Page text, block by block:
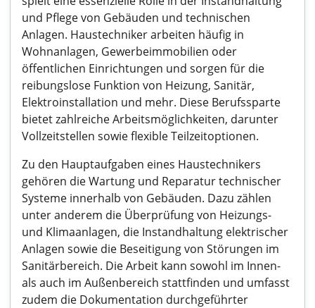
und Pflege von Gebäuden und technischen
Anlagen. Haustechniker arbeiten häufig in
Wohnanlagen, Gewerbeimmobilien oder
öffentlichen Einrichtungen und sorgen für die
reibungslose Funktion von Heizung, Sanitär,
Elektroinstallation und mehr. Diese Berufssparte
bietet zahlreiche Arbeitsmöglichkeiten, darunter
Vollzeitstellen sowie flexible Teilzeitoptionen.
Zu den Hauptaufgaben eines Haustechnikers
gehören die Wartung und Reparatur technischer
Systeme innerhalb von Gebäuden. Dazu zählen
unter anderem die Überprüfung von Heizungs-
und Klimaanlagen, die Instandhaltung elektrischer
Anlagen sowie die Beseitigung von Störungen im
Sanitärbereich. Die Arbeit kann sowohl im Innen-
als auch im Außenbereich stattfinden und umfasst
zudem die Dokumentation durchgeführter